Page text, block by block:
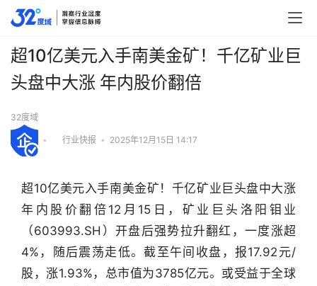
超10亿美元入手南美金矿！千亿矿业巨
头盘中大涨 年内股价翻倍
32度域
• 行业快报 • 2025年12月15日 14:17
超10亿美元入手南美金矿！千亿矿业巨头盘中大涨
年内股价翻倍12月15日，矿业巨头洛阳钼业
（603993.SH）开盘后强势拉升翻红，一度涨超
4%，随后震荡走低。截至午间收盘，报17.92元/
股，涨1.93%，总市值为3785亿元。或受益于全球